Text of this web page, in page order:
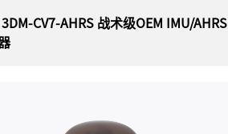
CV7-AHRS 战术级OEM IMU/AHRS